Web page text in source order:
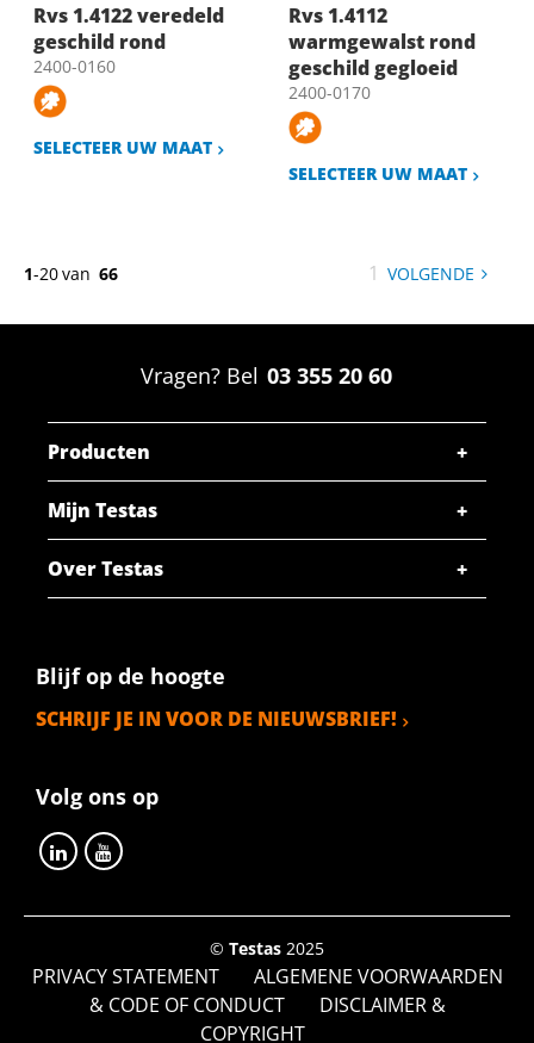
Rvs 1.4122 veredeld
geschild rond
2400-0160
SELECTEER UW MAAT
Rvs 1.4112
warmgewalst rond
geschild gegloeid
2400-0170
SELECTEER UW MAAT
1-20van 66
U
op
pagina
1 VOLGENDE
Vragen? Bel 03 355 20 60
Producten
Mijn Testas
Over Testas
Blijf op de hoogte
SCHRIJF JE IN VOOR DE NIEUWSBRIEF!
Volg ons op
© Testas 2025
PRIVACY STATEMENT
ALGEMENE VOORWAARDEN
& CODE OF CONDUCT
DISCLAIMER &
COPYRIGHT